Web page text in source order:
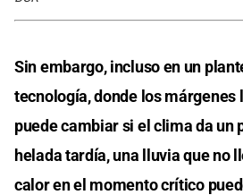
Sin embargo, incluso en un
tecnología, donde los márgenes
puede cambiar si el clima da un
helada tardía, una lluvia que no
calor en el momento crítico